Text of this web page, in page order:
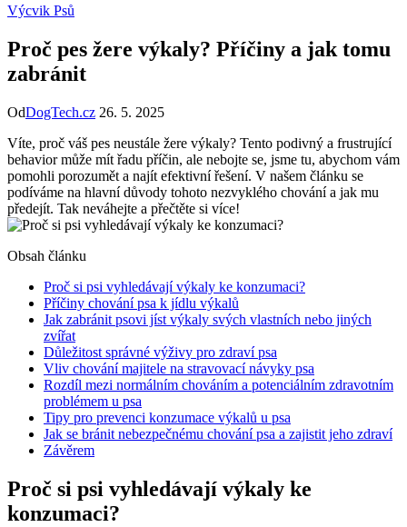
Výcvik Psů
Proč pes žere výkaly? Příčiny a jak tomu
zabránit
OdDogTech.cz 26. 5. 2025
Víte, proč váš pes neustále žere výkaly? Tento podivný a frustrující
behavior může mít řadu příčin, ale nebojte se, jsme tu, abychom vám
pomohli porozumět a najít efektivní řešení. V našem článku se
podíváme na hlavní důvody tohoto nezvyklého chování a jak mu
předejít. Tak neváhejte a přečtěte si více!
Obsah článku
Proč si psi vyhledávají výkaly ke konzumaci?
Příčiny chování psa k jídlu výkalů
Jak zabránit psovi jíst výkaly svých vlastních nebo jiných
zvířat
Důležitost správné výživy pro zdraví psa
Vliv chování majitele na stravovací návyky psa
Rozdíl mezi normálním chováním a potenciálním zdravotním
problémem u psa
Tipy pro prevenci konzumace výkalů u psa
Jak se bránit nebezpečnému chování psa a zajistit jeho zdraví
Závěrem
Proč si psi vyhledávají výkaly ke
konzumaci?